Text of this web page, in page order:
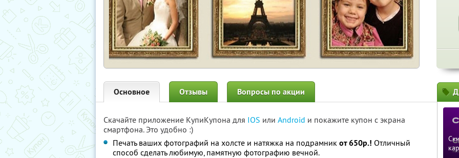
Основное Отзывы Вопросы по акции
Скачайте приложение КупиКупона для IOS или Android и покажите купон с экрана
смартфона. Это удобно :)
Печать ваших фотографий на холсте и натяжка на подрамник от 650р.! Отличный
способ сделать любимую, памятную фотографию вечной.